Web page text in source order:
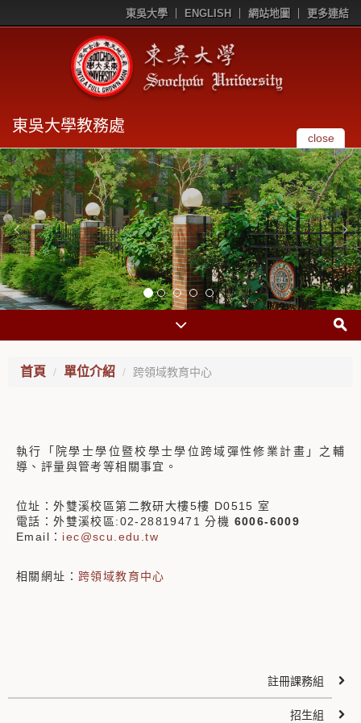
東吳大學 ENGLISH 網站地圖 更多連結
東吳大學教務處
close
首頁 單位介紹 跨領域教育中心
執行「院學士學位暨校學士學位跨域彈性修業計畫」之輔
導、評量與管考等相關事宜。
位址：外雙溪校區第二教研大樓5樓 D0515 室
電話：外雙溪校區:02-28819471 分機 6006-6009
Email： iec@scu.edu.tw
相關網址： 跨領域教育中心
註冊課務組
招生組